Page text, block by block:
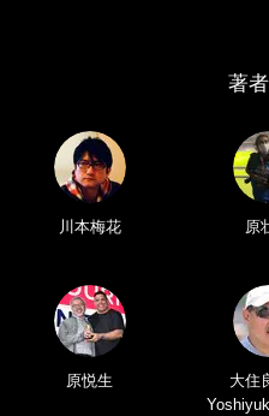
著
川本梅花 原
原悦生
大住